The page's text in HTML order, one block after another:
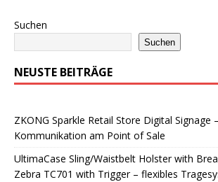
Suchen
Suchen
NEUSTE BEITRÄGE
ZKONG Sparkle Retail Store Digital Signage
Kommunikation am Point of Sale
UltimaCase Sling/Waistbelt Holster with
Zebra TC701 with Trigger – flexibles